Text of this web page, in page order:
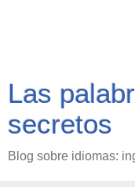
Las
secretos
Blog sobre idiomas: